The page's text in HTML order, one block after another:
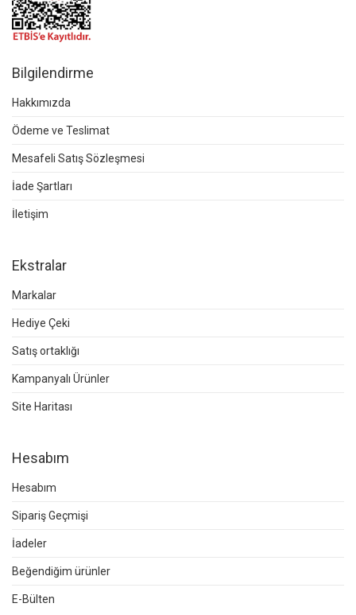
Bilgilendirme
Hakkımızda
Ödeme ve Teslimat
Mesafeli Satış Sözleşmesi
İade Şartları
İletişim
Ekstralar
Markalar
Hediye Çeki
Satış ortaklığı
Kampanyalı Ürünler
Site Haritası
Hesabım
Hesabım
Sipariş Geçmişi
İadeler
Beğendiğim ürünler
E-Bülten